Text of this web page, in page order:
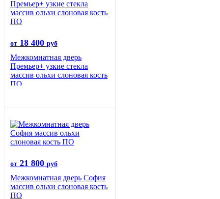
от 18 400 руб
Межкомнатная дверь
Премьер+ узкие стекла
массив ольхи слоновая кость
ПО
от 21 800 руб
Межкомнатная дверь София
массив ольхи слоновая кость
ПО